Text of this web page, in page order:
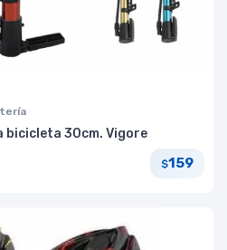
bicicleta 30cm. Vigore
$159